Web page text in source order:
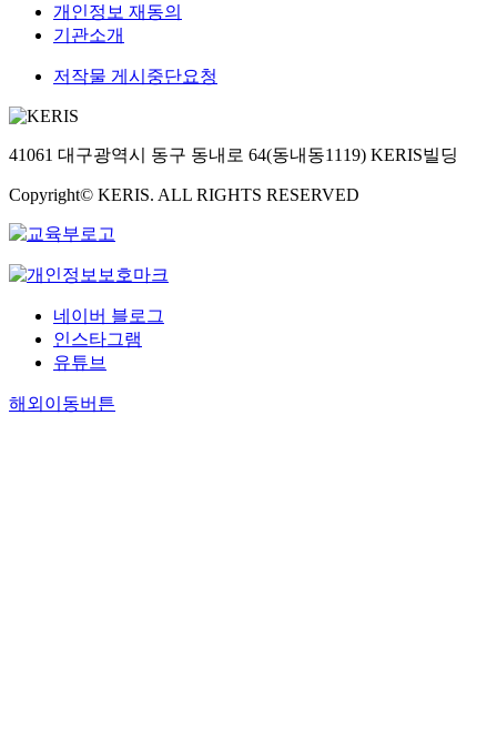
개인정보 재동의
기관소개
저작물 게시중단요청
41061 대구광역시 동구 동내로 64(동내동1119) KERIS빌딩
Copyright© KERIS. ALL RIGHTS RESERVED
네이버 블로그
인스타그램
유튜브
해외이동버튼